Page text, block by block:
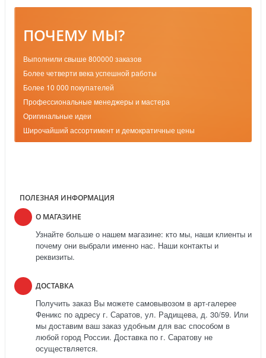
ПОЧЕМУ МЫ?
Выполнили свыше 800000 заказов
Более четверти века успешной работы
Более 10 000 покупателей
Профессиональные менеджеры и мастера
Оригинальные идеи
Широчайший ассортимент и демократичные цены
ПОЛЕЗНАЯ ИНФОРМАЦИЯ
О МАГАЗИНЕ
Узнайте больше о нашем магазине: кто мы, наши клиенты и
почему они выбрали именно нас. Наши контакты и
реквизиты.
ДОСТАВКА
Получить заказ Вы можете самовывозом в арт-галерее
Феникс по адресу г. Саратов, ул. Радищева, д. 30/59. Или
мы доставим ваш заказ удобным для вас способом в
любой город России. Доставка по г. Саратову не
осуществляется.